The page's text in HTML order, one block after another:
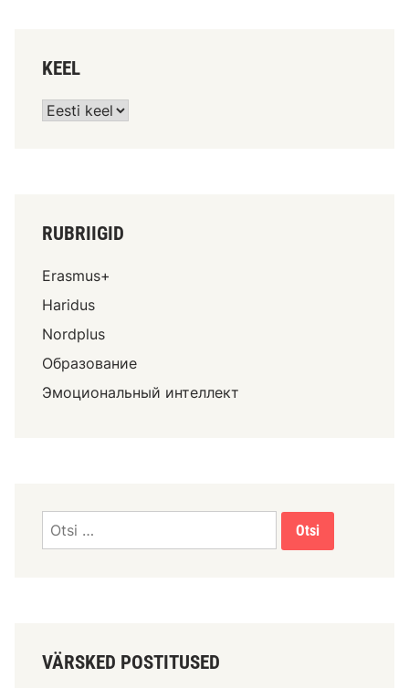
KEEL
RUBRIIGID
Erasmus+
Haridus
Nordplus
Образование
Эмоциональный интеллект
VÄRSKED POSTITUSED